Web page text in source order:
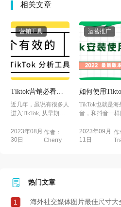
相关文章
营销工具
Tiktok营销必看： 6
个有效的TikTok 分
析工具（上）
近几年，虽说有很多人
进入TikTok, 从早期的
2023年08月
30日
作者：
Cherry
运营推广
如何使用
Tiktok注册教
TikTok也就是海
音，和抖音一
2023年09月
11日
作
热门文章
1 海外社交媒体图片最佳尺寸大